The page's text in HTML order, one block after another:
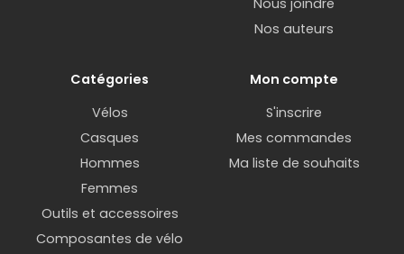
Nos auteurs
Catégories
Vélos
Casques
Hommes
Femmes
Outils et accessoires
Composantes de vélo
Mon compte
S'inscrire
Mes commandes
Ma liste de souhaits